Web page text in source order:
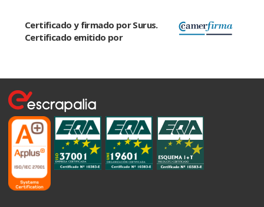
Certificado y firmado por Surus.
Certificado emitido por